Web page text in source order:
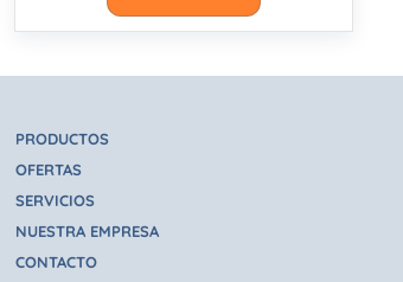
PRODUCTOS
OFERTAS
SERVICIOS
NUESTRA EMPRESA
CONTACTO